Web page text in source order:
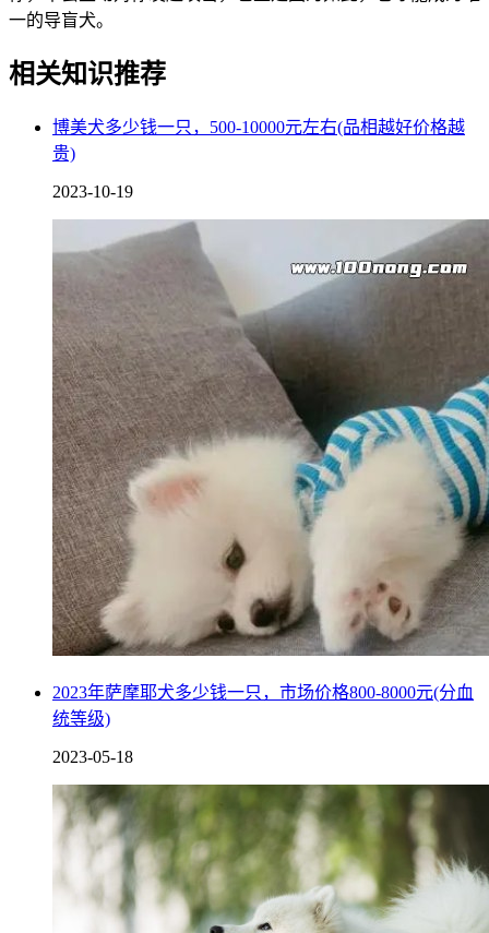
一的导盲犬。
相关知识推荐
博美犬多少钱一只，500-10000元左右(品相越好价格越
贵)
2023-10-19
2023年萨摩耶犬多少钱一只，市场价格800-8000元(分血
统等级)
2023-05-18